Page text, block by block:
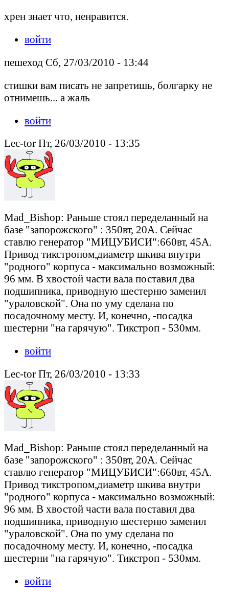
хрен знает что, ненравится.
войти
пешеход Сб, 27/03/2010 - 13:44
стишки вам писать не запретишь, болгарку не
отнимешь... а жаль
войти
Lec-tor Пт, 26/03/2010 - 13:35
Mad_Bishop: Раньше стоял переделанный на
базе "запорожского" : 350вт, 20А. Сейчас
ставлю генератор "МИЦУБИСИ":660вт, 45А.
Привод тикстропом,диаметр шкива внутри
"родного" корпуса - максимально возможный:
96 мм. В хвостой части вала поставил два
подшипника, приводную шестерню заменил
"ураловской". Она по уму сделана по
посадочному месту. И, конечно, -посадка
шестерни "на гарячую". Тикстроп - 530мм.
войти
Lec-tor Пт, 26/03/2010 - 13:33
Mad_Bishop: Раньше стоял переделанный на
базе "запорожского" : 350вт, 20А. Сейчас
ставлю генератор "МИЦУБИСИ":660вт, 45А.
Привод тикстропом,диаметр шкива внутри
"родного" корпуса - максимально возможный:
96 мм. В хвостой части вала поставил два
подшипника, приводную шестерню заменил
"ураловской". Она по уму сделана по
посадочному месту. И, конечно, -посадка
шестерни "на гарячую". Тикстроп - 530мм.
войти